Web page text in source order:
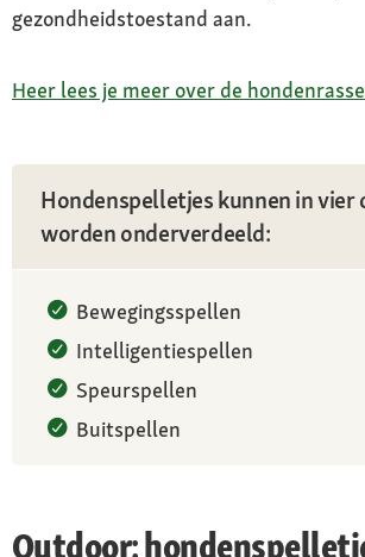
gezondheidstoestand aan.
Heer lees je meer over de
Hondenspelletjes kunnen in vier
worden onderverdeeld:
Bewegingsspellen
Intelligentiespellen
Speurspellen
Buitspellen
Outdoor: